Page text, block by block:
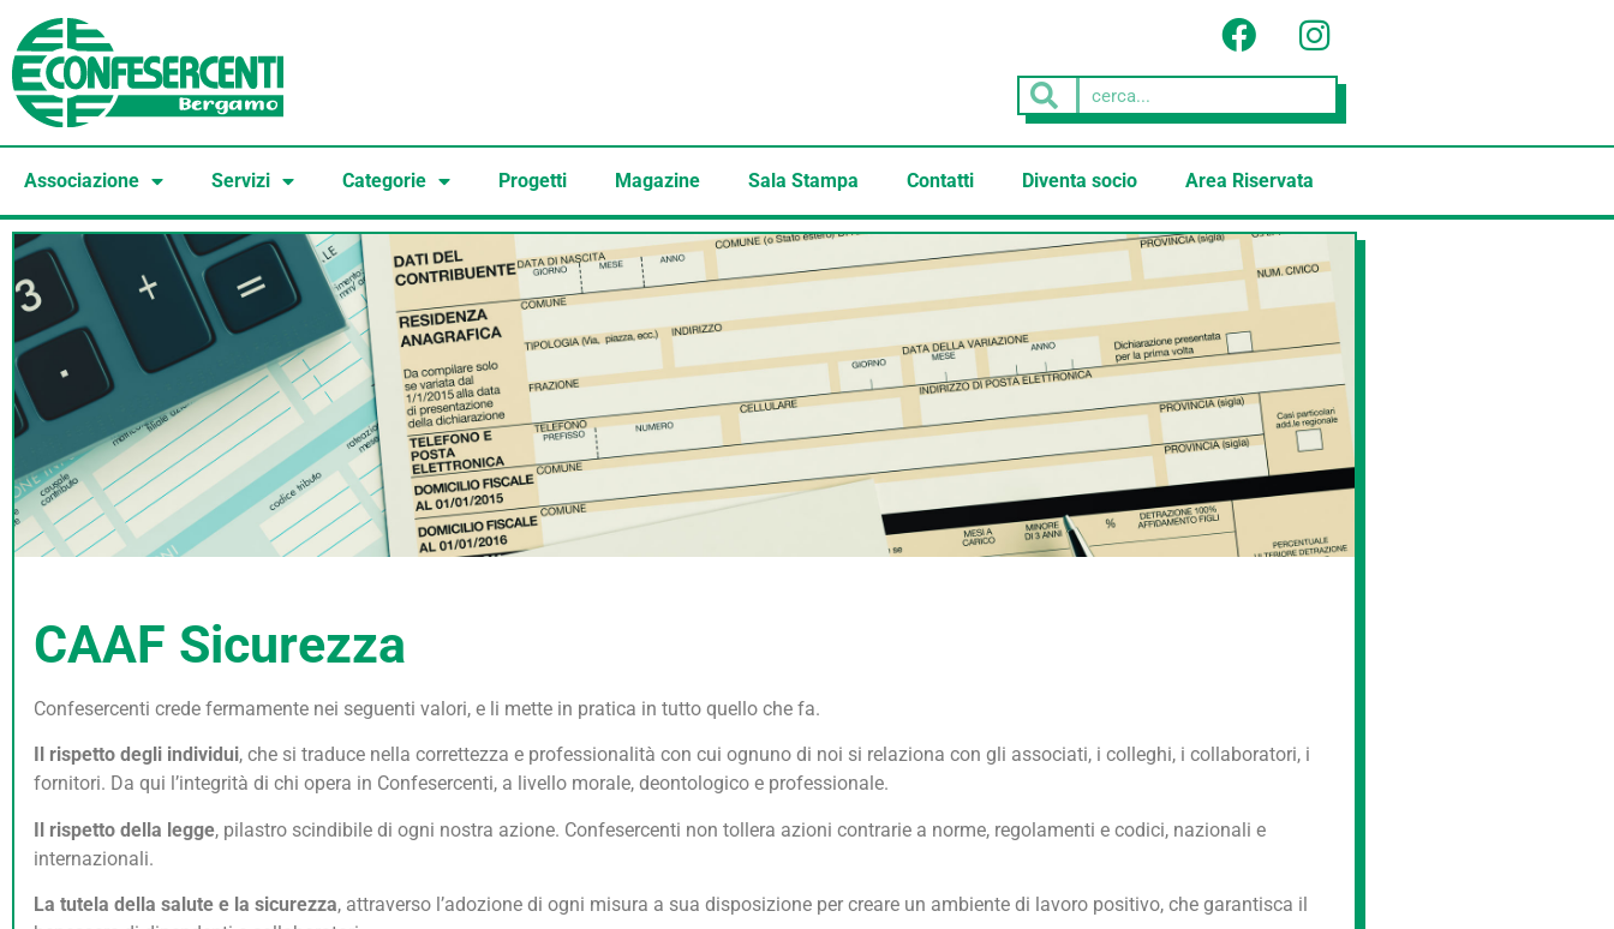
Associazione Servizi Categorie Progetti Magazine Sala Stampa Contatti Diventa socio Area Riservata
CAAF Sicurezza
Confesercenti crede fermamente nei seguenti valori, e li mette in pratica in tutto quello che fa.
Il rispetto degli individui, che si traduce nella correttezza e professionalità con cui ognuno di noi si relaziona con gli associati, i colleghi, i collaboratori, i
fornitori. Da qui l’integrità di chi opera in Confesercenti, a livello morale, deontologico e professionale.
Il rispetto della legge, pilastro scindibile di ogni nostra azione. Confesercenti non tollera azioni contrarie a norme, regolamenti e codici, nazionali e
internazionali.
La tutela della salute e la sicurezza, attraverso l’adozione di ogni misura a sua disposizione per creare un ambiente di lavoro positivo, che garantisca il